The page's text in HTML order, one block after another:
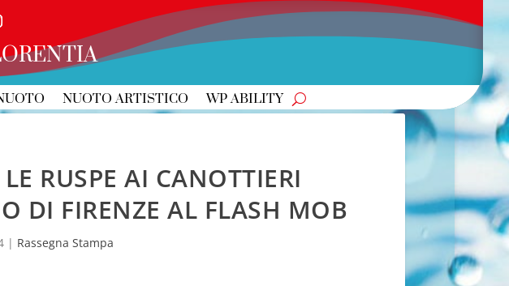
NUOTO ARTISTICO WP ABILITY
RUSPE AI CANOTTIERI
DI FIRENZE AL FLASH MOB
| Rassegna Stampa